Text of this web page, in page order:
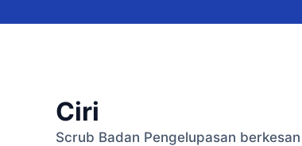
Ciri
Scrub Badan Pengelupasan